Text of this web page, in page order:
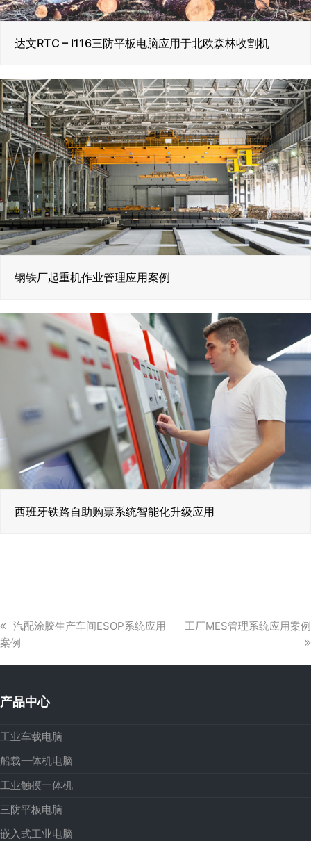
达文RTC – I116三防平板电脑应用于北欧森林收割机
钢铁厂起重机作业管理应用案例
西班牙铁路自助购票系统智能化升级应用
上
一
汽配涂胶生产车间ESOP系统应用
案例
下
工厂MES管理系统应用案例
产品中心
工业车载电脑
船载一体机电脑
工业触摸一体机
三防平板电脑
嵌入式工业电脑